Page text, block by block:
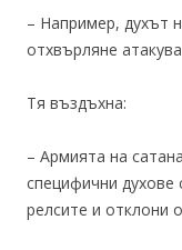
– Например, духът
отхвърляне
Тя въздъхна:
– Армията на
специфични духове
релсите и отклони